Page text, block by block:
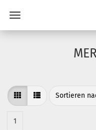
Sortieren
Sortieren
1